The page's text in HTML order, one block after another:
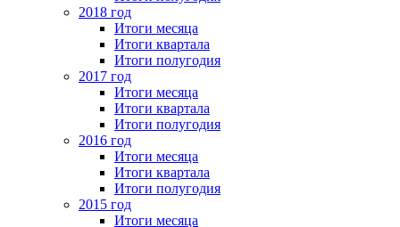
2018 год
Итоги месяца
Итоги квартала
Итоги полугодия
2017 год
Итоги месяца
Итоги квартала
Итоги полугодия
2016 год
Итоги месяца
Итоги квартала
Итоги полугодия
2015 год
Итоги месяца